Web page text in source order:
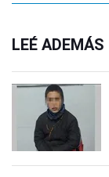
LEÉ ADEMÁS